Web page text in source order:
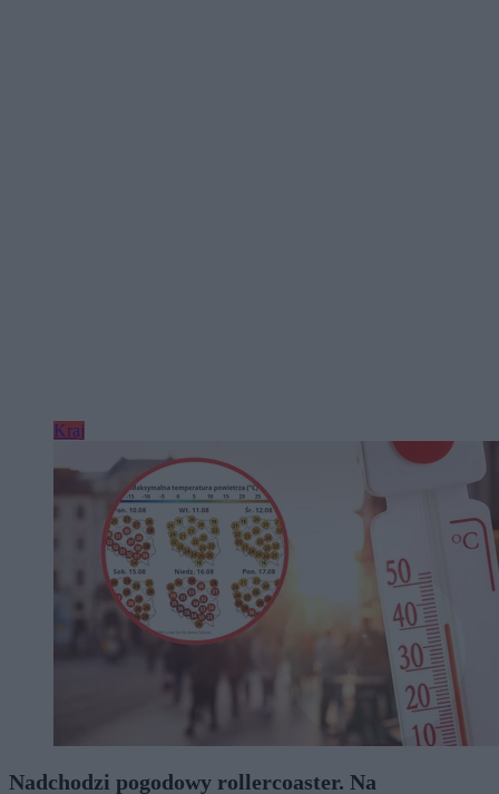
Kraj
Nadchodzi pogodowy rollercoaster. Na